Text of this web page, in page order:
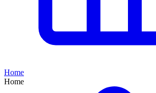
Home
Home